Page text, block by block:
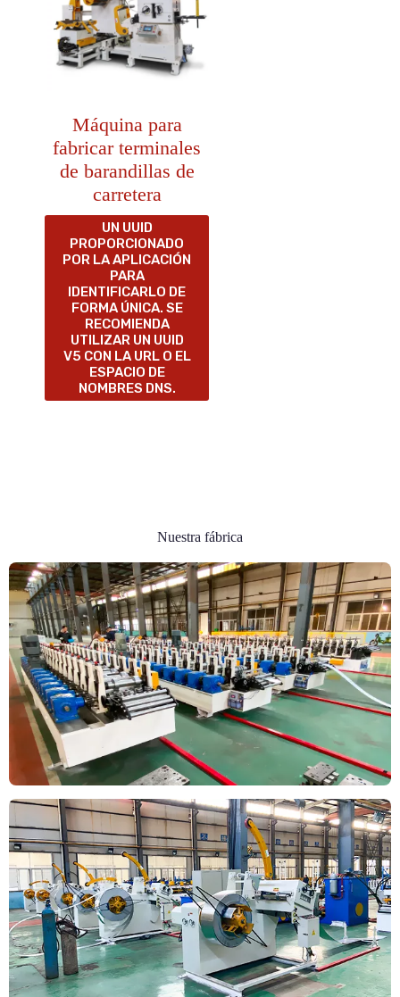
Máquina para
fabricar terminales
de barandillas de
carretera
UN UUID
PROPORCIONADO
POR LA APLICACIÓN
PARA
IDENTIFICARLO DE
FORMA ÚNICA. SE
RECOMIENDA
UTILIZAR UN UUID
V5 CON LA URL O EL
ESPACIO DE
NOMBRES DNS.
Nuestra fábrica